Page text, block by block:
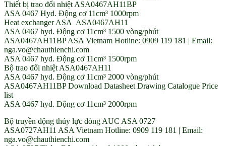
Thiết bị trao đổi nhiệt ASA0467AH11BP
ASA 0467 Hyd. Động cơ 11cm³ 1000rpm
Heat exchanger ASA ASA0467AH11
ASA 0467 hyd. Động cơ 11cm³ 1500 vòng/phút
ASA0467AH11BP ASA Vietnam Hotline: 0909 119 181 | Email:
nga.vo@chauthienchi.com
ASA 0467 hyd. Động cơ 11cm³ 1500rpm
Bộ trao đổi nhiệt ASA0467AH11
ASA 0467 hyd. Động cơ 11cm³ 2000 vòng/phút
ASA0467AH11BP Download Datasheet Drawing Catalogue Price
list
ASA 0467 hyd. Động cơ 11cm³ 2000rpm
Bộ truyền động thủy lực dòng AUC ASA 0727
ASA0727AH11 ASA Vietnam Hotline: 0909 119 181 | Email:
nga.vo@chauthienchi.com